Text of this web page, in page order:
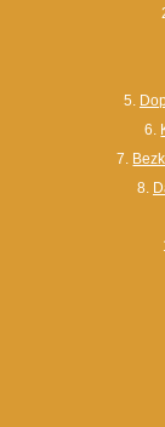
5.
6.
7.
8.